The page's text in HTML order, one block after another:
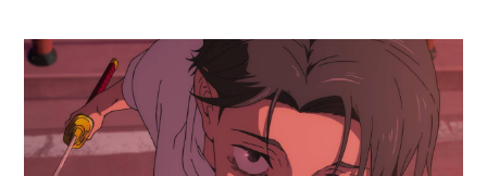
- Mejor Interpretación de Voz
(Japonés)